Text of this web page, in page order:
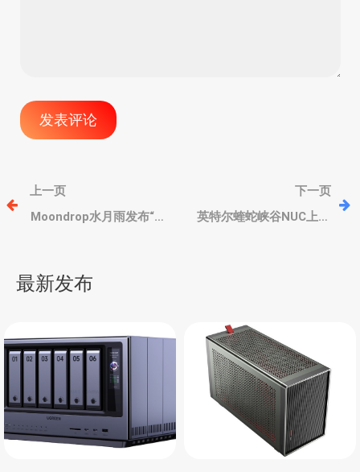
文
章
航
上一页
Moondrop水月雨发布“群
下一页
英特尔蝰蛇峡谷NUC上机
最新发布